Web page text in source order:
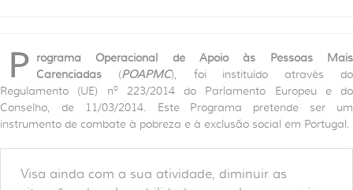
P
rograma Operacional de Apoio às Pessoas Mais
Carenciadas (POAPMC), foi instituído através do
Regulamento (UE) nº 223/2014 do Parlamento Europeu e do
Conselho, de 11/03/2014. Este Programa pretende ser um
instrumento de combate à pobreza e à exclusão social em Portugal.
Visa ainda com a sua atividade, diminuir as